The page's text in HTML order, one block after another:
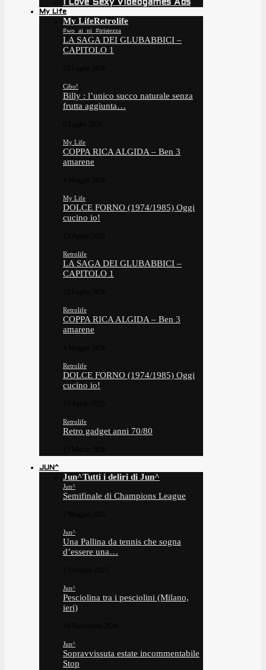
I Love Sexy Videogames Ads
My Life
My LifeRetrolife
#wo_ai_ni_#tristezza
LA SAGA DEI GLUBABBICI –
CAPITOLO 1
Cibo!
Billy : l’unico succo naturale senza
frutta aggiunta…
My Life
COPPA RICA ALGIDA – Ben 3
amarene
My Life
DOLCE FORNO (1974/1985) Oggi
cucino io!
Retrolife
LA SAGA DEI GLUBABBICI –
CAPITOLO 1
Retrolife
COPPA RICA ALGIDA – Ben 3
amarene
Retrolife
DOLCE FORNO (1974/1985) Oggi
cucino io!
Retrolife
Retro gadget anni 70/80
JUN^
Jun^Tutti i deliri di Jun^
Jun^
Semifinale di Champions League
Jun^
Una Pallina da tennis che sogna
d’essere una…
Jun^
Pesciolina tra i pesciolini (Milano,
ieri)
Jun^
Sopravvissuta estate incommentabile
Stop